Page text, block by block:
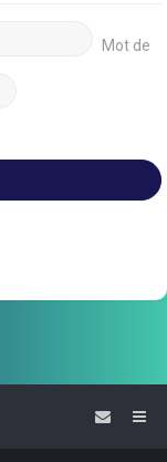
Mot de